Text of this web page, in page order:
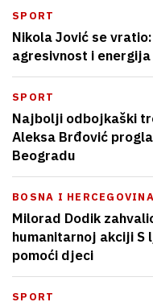
SPORT
Nikola Jović se
agresivnost i
SPORT
Najbolji odbojkaški
Aleksa Brđović
Beogradu
BOSNA I HERCEGOVINA
Milorad Dodik
humanitarnoj akciji S
pomoći djeci
SPORT